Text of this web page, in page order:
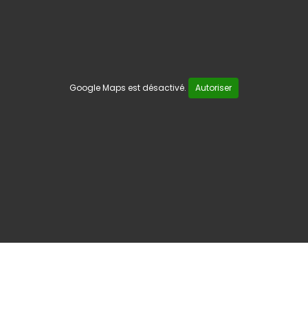
Google Maps est désactivé. Autoriser